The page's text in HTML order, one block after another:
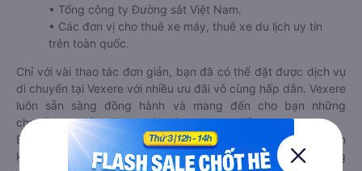
• Tổng công ty Đường sắt Việt Nam.
• Các đơn vị cho thuê xe máy, thuê xe du lịch uy tín
trên toàn quốc.
Chỉ với vài thao tác đơn giản, bạn đã có thể đặt được dịch vụ
di chuyển tại Vexere với nhiều ưu đãi vô cùng hấp dẫn. Vexere
luôn sẵn sàng đồng hành và mang đến cho bạn những
chuyến đi thoải mái, an toàn và trọn vẹn nhất.
Bên cạnh đó, bạn có thể tham khảo thêm các phương tiện
khác tại
Goyolo.com cho chuyến đi sắp tới. Goyolo là nền tảng